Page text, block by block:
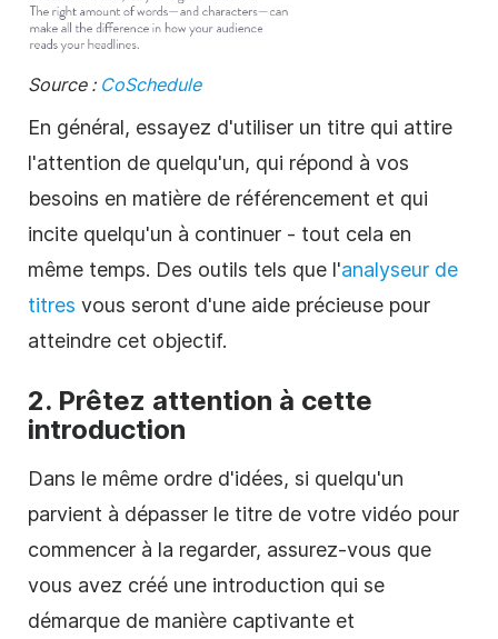
Source : CoSchedule
En général, essayez d'utiliser un titre qui attire
l'attention de quelqu'un, qui répond à vos
besoins en matière de référencement et qui
incite quelqu'un à continuer - tout cela en
même temps. Des outils tels que l'analyseur de
titres vous seront d'une aide précieuse pour
atteindre cet objectif.
2. Prêtez attention à cette
introduction
Dans le même ordre d'idées, si quelqu'un
parvient à dépasser le titre de votre vidéo pour
commencer à la regarder, assurez-vous que
vous avez créé une introduction qui se
démarque de manière captivante et